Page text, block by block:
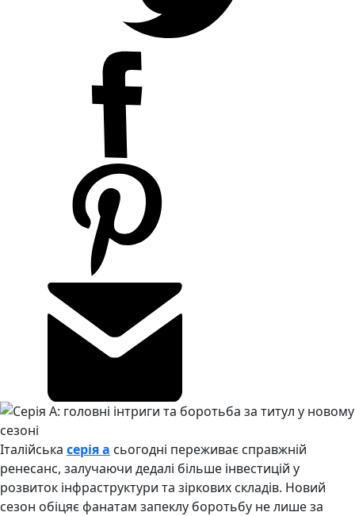
Італійська серія a сьогодні переживає справжній
ренесанс, залучаючи дедалі більше інвестицій у
розвиток інфраструктури та зіркових складів. Новий
сезон обіцяє фанатам запеклу боротьбу не лише за